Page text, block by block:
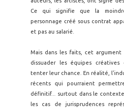
Ce qui signifie que la
personnage créé sous contrat
et pas au salarié.
Mais dans les faits, cet
dissuader les équipes
tenter leur chance. En réalité,
récents qui pourraient
définitif... surtout dans le
les cas de jurisprudences